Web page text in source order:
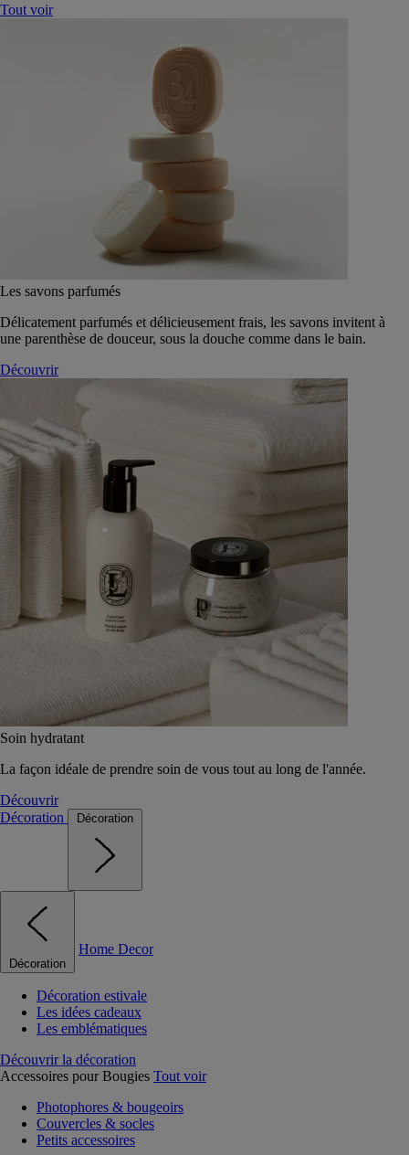
Tout voir
Les savons parfumés
Délicatement parfumés et délicieusement frais, les savons invitent à
une parenthèse de douceur, sous la douche comme dans le bain.
Découvrir
Soin hydratant
La façon idéale de prendre soin de vous tout au long de l'année.
Découvrir
Décoration
Décoration
Décoration
Home Decor
Décoration estivale
Les idées cadeaux
Les emblématiques
Découvrir la décoration
Accessoires pour Bougies Tout voir
Photophores & bougeoirs
Couvercles & socles
Petits accessoires